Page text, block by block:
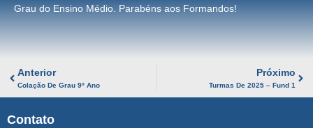
Grau do Ensino Médio. Parabéns aos Formandos!
Anterior
Colação De Grau 9º Ano
Próximo
Turmas De 2025 – Fund 1
Contato